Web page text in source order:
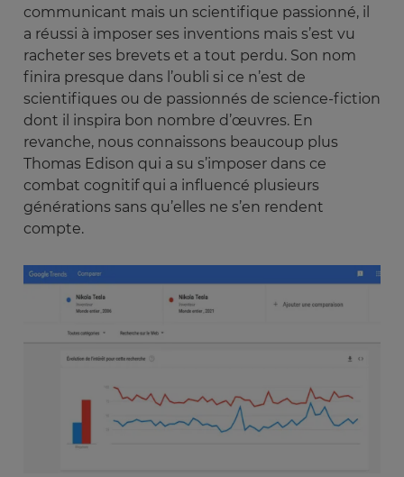
communicant mais un scientifique passionné, il
a réussi à imposer ses inventions mais s’est vu
racheter ses brevets et a tout perdu. Son nom
finira presque dans l’oubli si ce n’est de
scientifiques ou de passionnés de science-fiction
dont il inspira bon nombre d’œuvres. En
revanche, nous connaissons beaucoup plus
Thomas Edison qui a su s’imposer dans ce
combat cognitif qui a influencé plusieurs
générations sans qu’elles ne s’en rendent
compte.